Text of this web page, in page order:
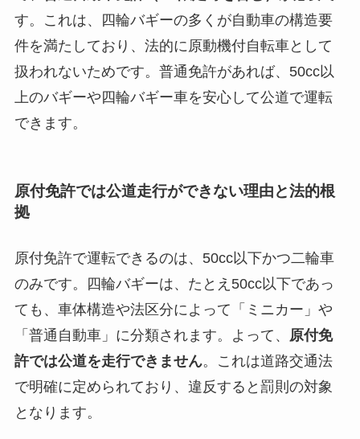
す。これは、四輪バギーの多くが自動車の構造要
件を満たしており、法的に原動機付自転車として
扱われないためです。普通免許があれば、50cc以
上のバギーや四輪バギー車を安心して公道で運転
できます。
原付免許では公道走行ができない理由と法的根
拠
原付免許で運転できるのは、50cc以下かつ二輪車
のみです。四輪バギーは、たとえ50cc以下であっ
ても、車体構造や法区分によって「ミニカー」や
「普通自動車」に分類されます。よって、 原付免
許では公道を走行できません。これは道路交通法
で明確に定められており、違反すると罰則の対象
となります。